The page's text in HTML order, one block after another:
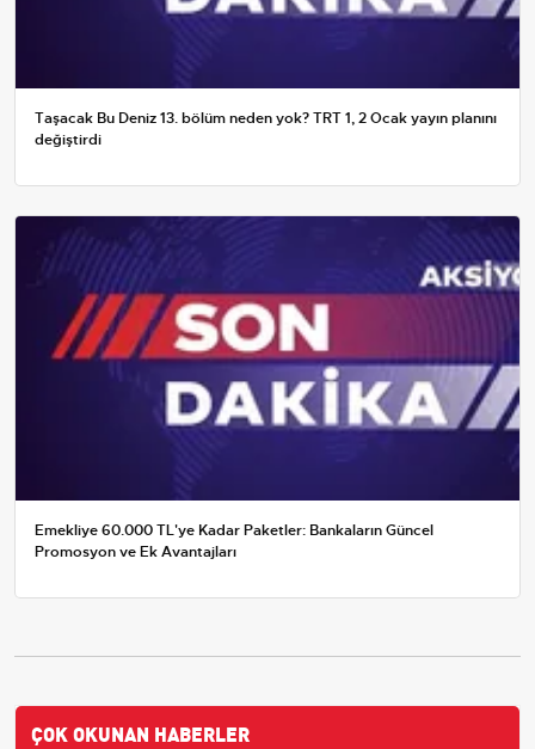
Taşacak Bu Deniz 13. bölüm neden yok? TRT 1, 2 Ocak yayın planını
değiştirdi
Emekliye 60.000 TL'ye Kadar Paketler: Bankaların Güncel
Promosyon ve Ek Avantajları
ÇOK OKUNAN HABERLER